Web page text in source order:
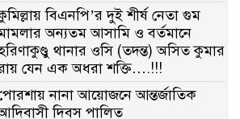
বিএনপি’র দুই শীর্ষ নেতা গুম
অন্যতম আসামি ও বর্তমানে
থানার ওসি (তদন্ত) অসিত কুমার
যেন এক অধরা শক্তি….!!!
নানা আয়োজনে আন্তর্জাতিক
দিবস পালিত